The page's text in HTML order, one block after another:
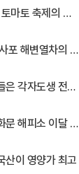
마토 축제의 반
포 해변열차의 유
은 각자도생 전쟁
문 해피소 이달 말
산이 영양가 최고